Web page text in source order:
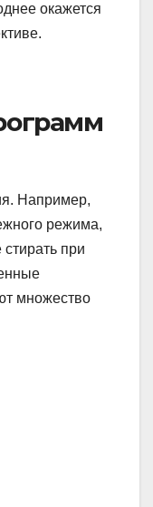
окажется
Например,
режима,
при
множество